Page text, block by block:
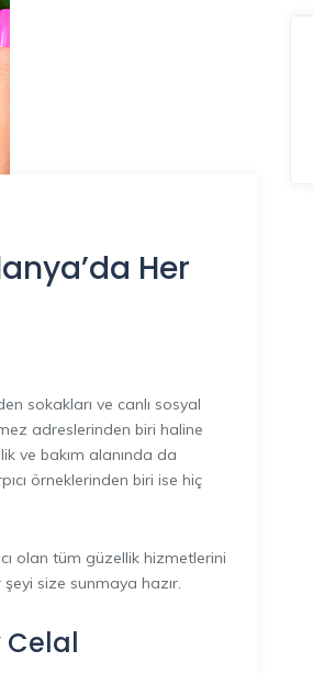
Her
sokakları ve canlı sosyal
adreslerinden biri haline
ve bakım alanında da
örneklerinden biri ise hiç
olan tüm güzellik hizmetlerini
size sunmaya hazır.
Celal